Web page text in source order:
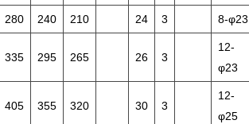
280 240 210 24 3 8-φ23
335 295 265 26 3
12-
φ23
405 355 320 30 3
12-
φ25